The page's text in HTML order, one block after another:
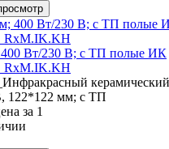
Вт/230 В; с ТП полые ИК
керамический
122*122 мм; с ТП
за 1